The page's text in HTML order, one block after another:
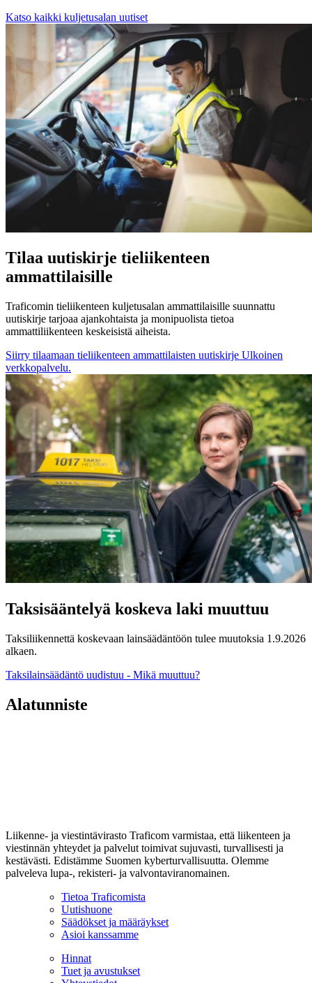
Katso kaikki kuljetusalan uutiset
Tilaa uutiskirje tieliikenteen
ammattilaisille
Traficomin tieliikenteen kuljetusalan ammattilaisille suunnattu
uutiskirje tarjoaa ajankohtaista ja monipuolista tietoa
ammattiliikenteen keskeisistä aiheista.
Siirry tilaamaan tieliikenteen ammattilaisten uutiskirje Ulkoinen
verkkopalvelu.
Taksisääntelyä koskeva laki muuttuu
Taksiliikennettä koskevaan lainsäädäntöön tulee muutoksia 1.9.2026
alkaen.
Taksilainsäädäntö uudistuu - Mikä muuttuu?
Alatunniste
Liikenne- ja viestintävirasto Traficom varmistaa, että liikenteen ja
viestinnän yhteydet ja palvelut toimivat sujuvasti, turvallisesti ja
kestävästi. Edistämme Suomen kyberturvallisuutta. Olemme
palveleva lupa-, rekisteri- ja valvontaviranomainen.
Tietoa Traficomista
Uutishuone
Säädökset ja määräykset
Asioi kanssamme
Hinnat
Tuet ja avustukset